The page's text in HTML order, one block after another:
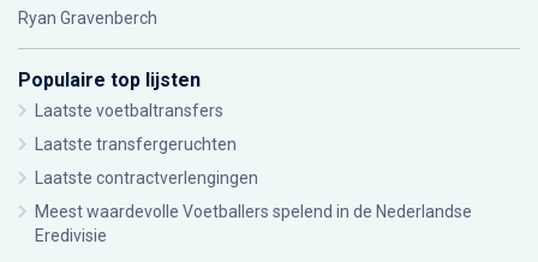
Ryan Gravenberch
Populaire top lijsten
Laatste voetbaltransfers
Laatste transfergeruchten
Laatste contractverlengingen
Meest waardevolle Voetballers spelend in de Nederlandse
Eredivisie